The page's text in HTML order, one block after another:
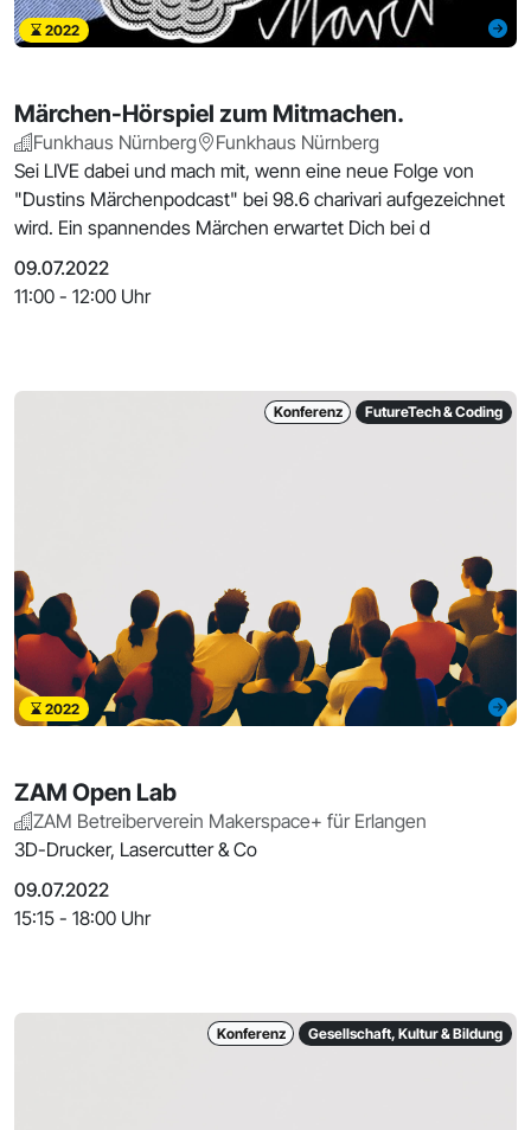
2022
Märchen-Hörspiel zum Mitmachen.
Funkhaus Nürnberg
Funkhaus Nürnberg
Sei LIVE dabei und mach mit, wenn eine neue Folge von
"Dustins Märchenpodcast" bei 98.6 charivari aufgezeichnet
wird. Ein spannendes Märchen erwartet Dich bei d
09.07.2022
11:00 - 12:00 Uhr
Konferenz FutureTech & Coding
2022
ZAM Open Lab
ZAM Betreiberverein Makerspace+ für Erlangen
3D-Drucker, Lasercutter & Co
09.07.2022
15:15 - 18:00 Uhr
Konferenz Gesellschaft, Kultur & Bildung